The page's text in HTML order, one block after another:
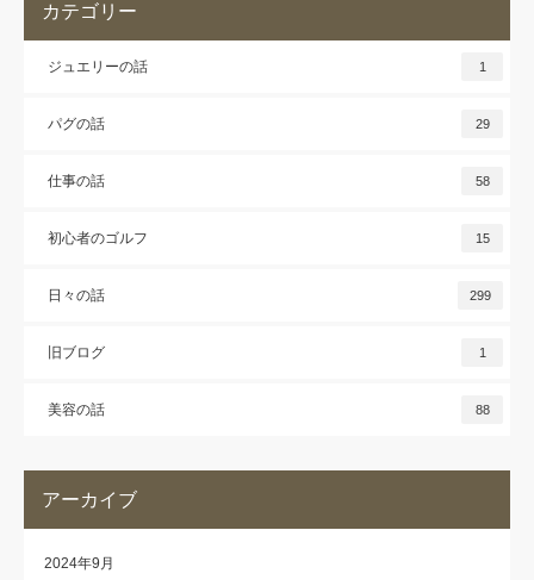
カテゴリー
ジュエリーの話 1
パグの話 29
仕事の話 58
初心者のゴルフ 15
日々の話 299
旧ブログ 1
美容の話 88
アーカイブ
2024年9月